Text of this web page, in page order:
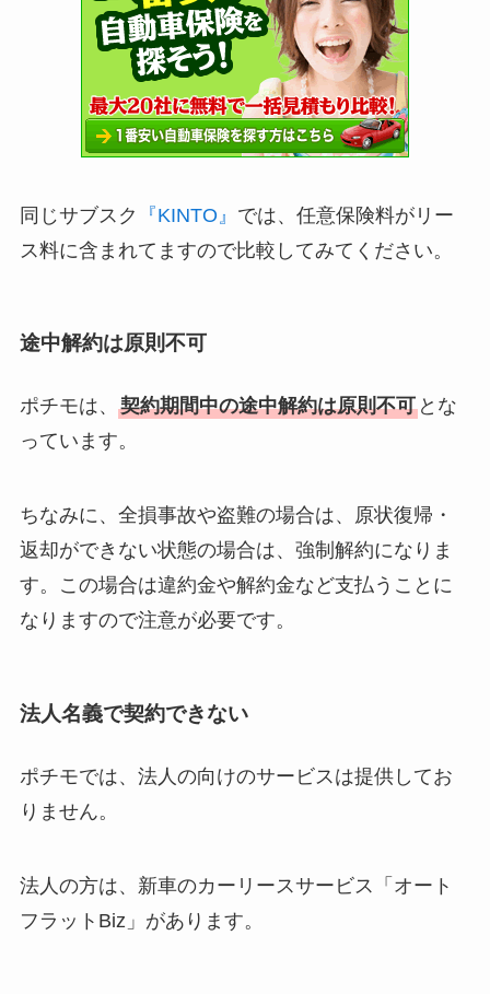
同じサブスク 『KINTO』 では、任意保険料がリー
ス料に含まれてますので比較してみてください。
途中解約は原則不可
ポチモは、 契約期間中の途中解約は原則不可とな
っています。
ちなみに、全損事故や盗難の場合は、原状復帰・
返却ができない状態の場合は、強制解約になりま
す。この場合は違約金や解約金など支払うことに
なりますので注意が必要です。
法人名義で契約できない
ポチモでは、法人の向けのサービスは提供してお
りません。
法人の方は、新車のカーリースサービス「オート
フラットBiz」があります。